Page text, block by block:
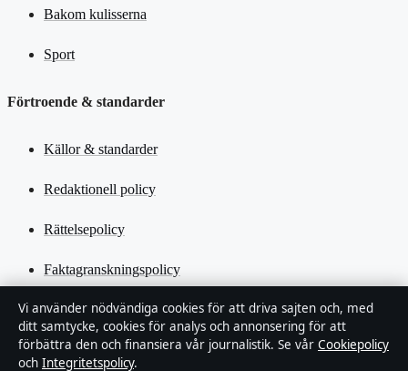
Bakom kulisserna
Sport
Förtroende & standarder
Källor & standarder
Redaktionell policy
Rättelsepolicy
Faktagranskningspolicy
Ägande & finansiering
Integritetspolicy
Vi använder nödvändiga cookies för att driva sajten och, med
ditt samtycke, cookies för analys och annonsering för att
förbättra den och finansiera vår journalistik. Se vår Cookiepolicy
och Integritetspolicy.